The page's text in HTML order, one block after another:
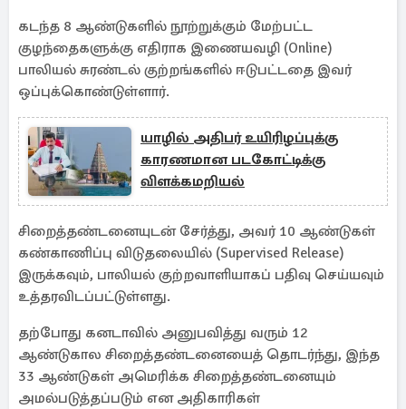
கடந்த 8 ஆண்டுகளில் நூற்றுக்கும் மேற்பட்ட
குழந்தைகளுக்கு எதிராக இணையவழி (Online)
பாலியல் சுரண்டல் குற்றங்களில் ஈடுபட்டதை இவர்
ஒப்புக்கொண்டுள்ளார்.
யாழில் அதிபர் உயிரிழப்புக்கு
காரணமான படகோட்டிக்கு
விளக்கமறியல்
சிறைத்தண்டனையுடன் சேர்த்து, அவர் 10 ஆண்டுகள்
கண்காணிப்பு விடுதலையில் (Supervised Release)
இருக்கவும், பாலியல் குற்றவாளியாகப் பதிவு செய்யவும்
உத்தரவிடப்பட்டுள்ளது.
தற்போது கனடாவில் அனுபவித்து வரும் 12
ஆண்டுகால சிறைத்தண்டனையைத் தொடர்ந்து, இந்த
33 ஆண்டுகள் அமெரிக்க சிறைத்தண்டனையும்
அமல்படுத்தப்படும் என அதிகாரிகள்